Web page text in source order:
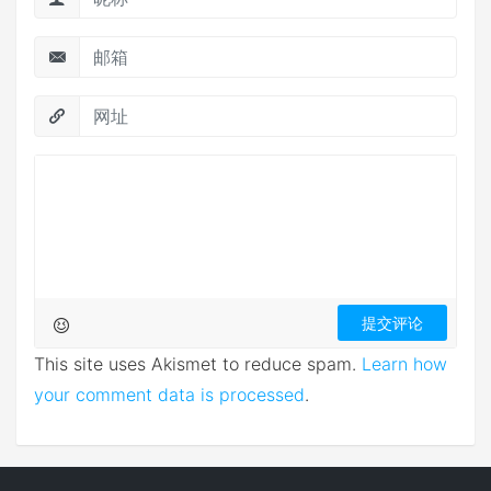
This site uses Akismet to reduce spam. Learn how
your comment data is processed.